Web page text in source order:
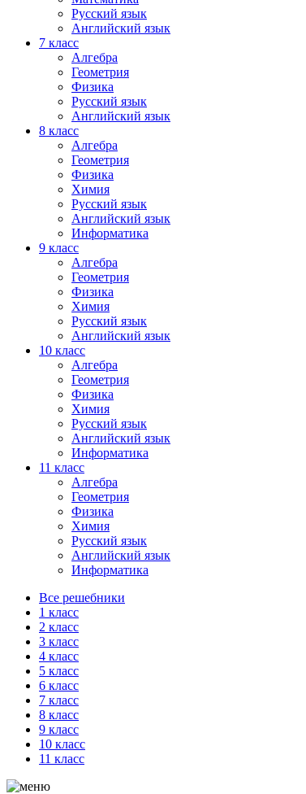
Русский язык
Английский язык
7 класс
Алгебра
Геометрия
Физика
Русский язык
Английский язык
8 класс
Алгебра
Геометрия
Физика
Химия
Русский язык
Английский язык
Информатика
9 класс
Алгебра
Геометрия
Физика
Химия
Русский язык
Английский язык
10 класс
Алгебра
Геометрия
Физика
Химия
Русский язык
Английский язык
Информатика
11 класс
Алгебра
Геометрия
Физика
Химия
Русский язык
Английский язык
Информатика
Все решебники
1 класс
2 класс
3 класс
4 класс
5 класс
6 класс
7 класс
8 класс
9 класс
10 класс
11 класс